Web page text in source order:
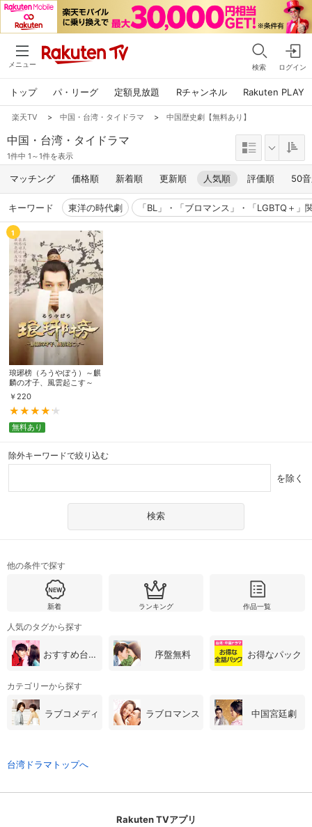
メニュー 検索 ログイン
トップ パ・リーグ 定額見放題 Rチャンネル Rakuten PLAY
楽天TV > 中国・台湾・タイドラマ > 中国歴史劇【無料あり】
中国・台湾・タイドラマ
1件中 1～1件を表示
マッチング 価格順 新着順 更新順 人気順 評価順 50
キーワード 東洋の時代劇 「BL」・「ブロマンス」・「LGBTQ＋」
1
琅琊榜（ろうやぼう）～麒
麟の才子、風雲起こす～
￥ 220
無料あり
除外キーワードで絞り込む
を除く
他の条件で探す
新着 ランキング 作品一覧
人気のタグから探す
おすすめ台湾・中国ドラマ 序盤無料 お得なパック
カテゴリーから探す
ラブコメディ ラブロマンス 中国宮廷劇
台湾ドラマトップへ
Rakuten TVアプリ